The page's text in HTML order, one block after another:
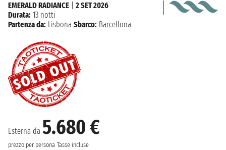
Esterna da 5.680 €
prezzo per persona Tasse incluse
EMERALD RADIANCE
2 SET 2026
Durata: 13 notti
Partenza da: Lisbona Sbarco: Barcellona